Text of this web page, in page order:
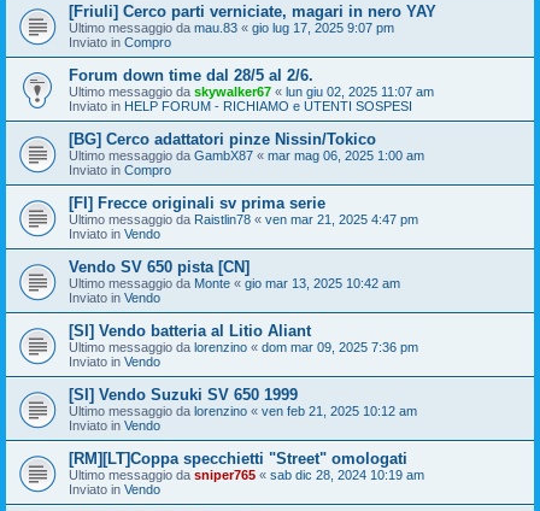
[Friuli] Cerco parti verniciate, magari in nero YAY
Ultimo messaggio da mau.83 « gio lug 17, 2025 9:07 pm
Inviato in Compro
Forum down time dal 28/5 al 2/6.
Ultimo messaggio da skywalker67 « lun giu 02, 2025 11:07 am
Inviato in HELP FORUM - RICHIAMO e UTENTI SOSPESI
[BG] Cerco adattatori pinze Nissin/Tokico
Ultimo messaggio da GambX87 « mar mag 06, 2025 1:00 am
Inviato in Compro
[FI] Frecce originali sv prima serie
Ultimo messaggio da Raistlin78 « ven mar 21, 2025 4:47 pm
Inviato in Vendo
Vendo SV 650 pista [CN]
Ultimo messaggio da Monte « gio mar 13, 2025 10:42 am
Inviato in Vendo
[SI] Vendo batteria al Litio Aliant
Ultimo messaggio da lorenzino « dom mar 09, 2025 7:36 pm
Inviato in Vendo
[SI] Vendo Suzuki SV 650 1999
Ultimo messaggio da lorenzino « ven feb 21, 2025 10:12 am
Inviato in Vendo
[RM][LT]Coppa specchietti "Street" omologati
Ultimo messaggio da sniper765 « sab dic 28, 2024 10:19 am
Inviato in Vendo